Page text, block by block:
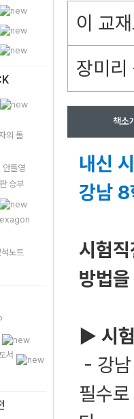
의 돌
안틀영
승부
노트
서
이 교
장미
책소
내신
강남 8
시험
방법
▶ 시
- 강
필수